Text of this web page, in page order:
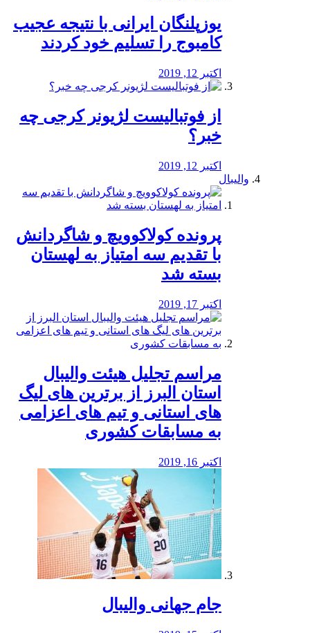
یوزپلنگان ایرانی با نتیجه عجیب
کامبوج را تسلیم خود کردند
اکتبر 12, 2019
از فوتبالیست لژیونر کرجی چه
خبر؟
اکتبر 12, 2019
والیبال
پرونده کولاکوویچ و شاگردانش
با تقدیم سه امتیاز به لهستان
بسته شد
اکتبر 17, 2019
مراسم تجلیل هیئت والیبال
استان البرز از برترین های لیگ
های استانی و تیم های اعزامی
به مسابقات کشوری
اکتبر 16, 2019
جام جهانی والیبال